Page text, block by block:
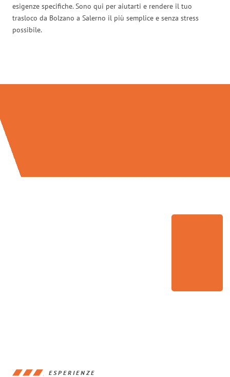
esigenze specifiche. Sono qui per aiutarti e rendere il tuo
trasloco da Bolzano a Salerno il più semplice e senza stress
possibile.
ESPERIENZE